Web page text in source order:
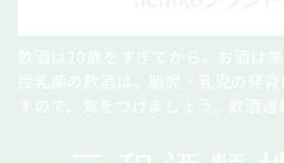
飲酒は20歳をすぎてから。お酒は
授乳期の飲酒は、胎児・乳児の発
すので、気をつけましょう。飲酒運